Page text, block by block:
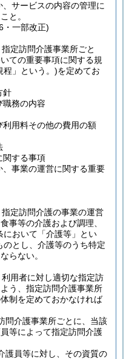
サービスの内容の管理に
と。
・一部改正)
定訪問介護事業所ごと
ての重要事項に関する規
程」という。)を定めてお
針
職務の内容
用料その他の費用の額
関する事項
、事業の運営に関する重要
定訪問介護の事業の運営
事等の介護および調理、
において「介護等」とい
とし、介護等のうち特定
らない。
用者に対し適切な指定訪
う、指定訪問介護事業所
制を定めておかなければ
問介護事業所ごとに、当該
等によって指定訪問介護
護員等に対し、その資質の